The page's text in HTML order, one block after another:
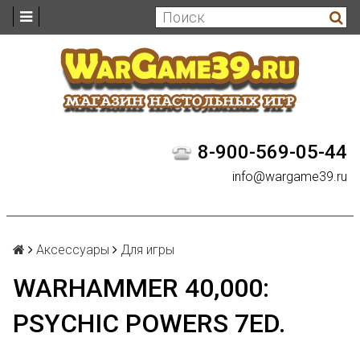
8-900-569-05-44
info@wargame39.ru
Аксессуары Для игры
WARHAMMER 40,000:
PSYCHIC POWERS 7ED.